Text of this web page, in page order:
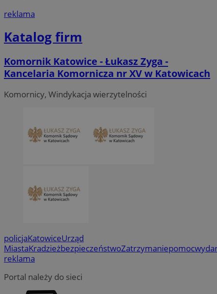
reklama
Katalog firm
Komornik Katowice - Łukasz Zyga -
Kancelaria Komornicza nr XV w Katowicach
Komornicy, Windykacja wierzytelności
policjaKatowiceUrząd
MiastaKradzieżbezpieczeństwoZatrzymaniepomoc
reklama
Portal należy do sieci